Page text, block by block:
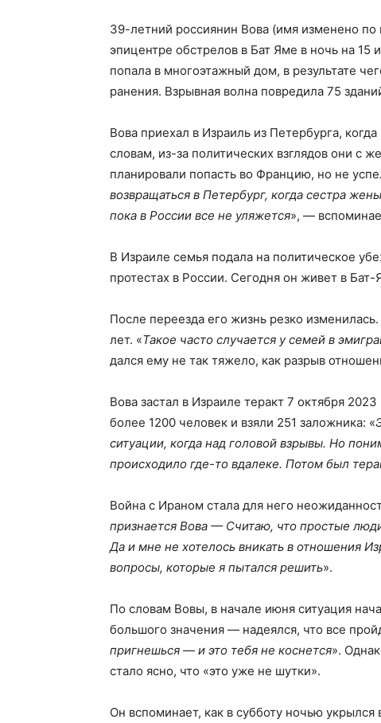
39-летний россиянин Вова (имя изменено по
эпицентре обстрелов в Бат Яме в ночь на 15
попала в многоэтажный дом, в результате
ранения. Взрывная волна повредила 75
Вова приехал в Израиль из Петербурга,
словам, из-за политических взглядов они с
планировали попасть во Францию, но не
возвращаться в Петербург, когда сестра
пока в России все не уляжется», —
В Израиле семья подала на политическое
протестах в России. Сегодня он живет в
После переезда его жизнь резко
лет. «Такое часто случается у семей в
дался ему не так тяжело, как разрыв
Вова застал в Израиле теракт 7 октября
более 1200 человек и взяли 251 заложника: «
ситуации, когда над головой взрывы. Но
происходило где-то вдалеке. Потом был
Война с Ираном стала для него
признается Вова — Считаю, что простые
Да и мне не хотелось вникать в отношения
вопросы, которые я пытался решить».
По словам Вовы, в начале июня ситуация
большого значения — надеялся, что все
пригнешься — и это тебя не коснется».
стало ясно, что «это уже не шутки».
Он вспоминает, как в субботу ночью